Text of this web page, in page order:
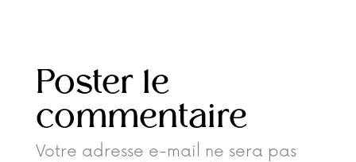
Poster le
commentaire
Votre adresse e-mail ne sera pas